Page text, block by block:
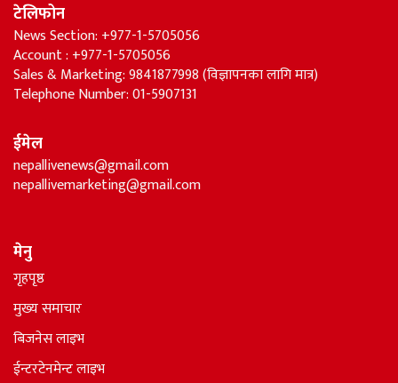
टेलिफोन
News Section: +977-1-5705056
Account : +977-1-5705056
Sales & Marketing: 9841877998 (विज्ञापनका लागि मात्र)
Telephone Number: 01-5907131
ईमेल
nepallivenews@gmail.com
nepallivemarketing@gmail.com
मेनु
गृहपृष्ठ
मुख्य समाचार
बिजनेस लाइभ
ईन्टरटेनमेन्ट लाइभ